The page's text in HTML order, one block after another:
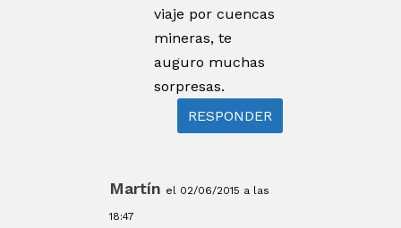
viaje por cuencas
mineras, te
auguro muchas
sorpresas.
RESPONDER
Martín el 02/06/2015 a las
18:47